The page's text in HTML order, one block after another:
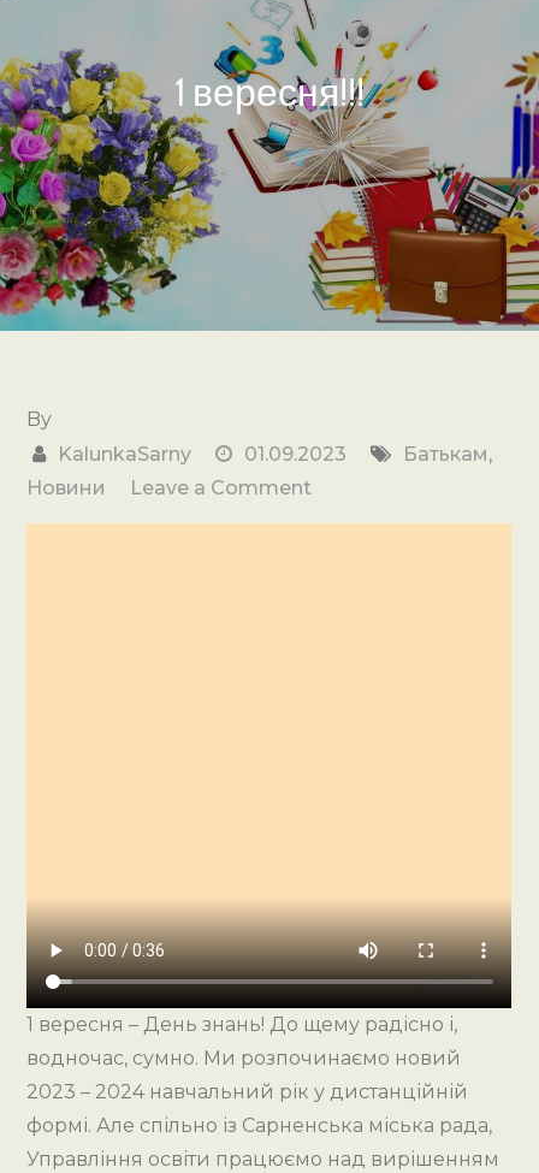
1 вересня!!!
By
KalunkaSarny
01.09.2023 Батькам,
Новини
Leave a Comment
1
1 вересня – День знань! До щему радісно і,
водночас, сумно. Ми розпочинаємо новий
2023 – 2024 навчальний рік у дистанційній
формі. Але спільно із Сарненська міська рада,
Управління освіти працюємо над вирішенням